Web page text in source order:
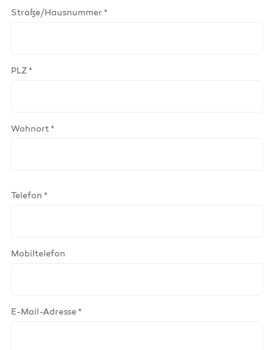
Straße/Hausnummer *
PLZ *
Wohnort *
Telefon *
Mobiltelefon
E-Mail-Adresse *